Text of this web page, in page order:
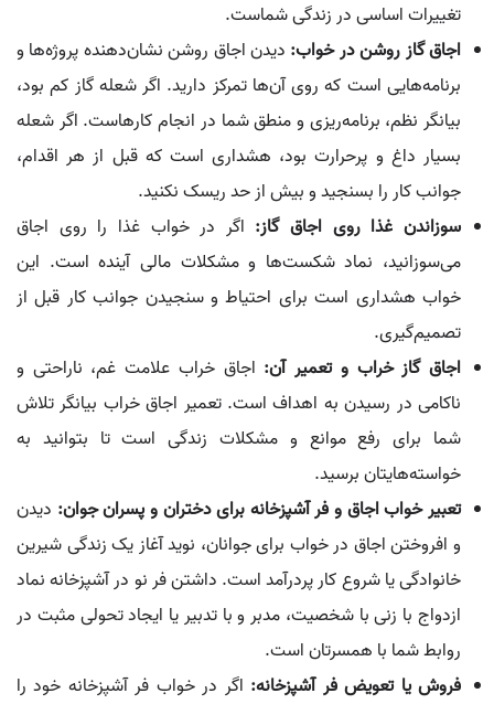
تغییرات اساسی در زندگی شماست.
اجاق گاز روشن در خواب: دیدن اجاق روشن نشان‌دهنده پروژه‌ها و
برنامه‌هایی است که روی آن‌ها تمرکز دارید. اگر شعله گاز کم بود،
بیانگر نظم، برنامه‌ریزی و منطق شما در انجام کارهاست. اگر شعله
بسیار داغ و پرحرارت بود، هشداری است که قبل از هر اقدام،
جوانب کار را بسنجید و بیش از حد ریسک نکنید.
سوزاندن غذا روی اجاق گاز: اگر در خواب غذا را روی اجاق
می‌سوزانید، نماد شکست‌ها و مشکلات مالی آینده است. این
خواب هشداری است برای احتیاط و سنجیدن جوانب کار قبل از
تصمیم‌گیری.
اجاق گاز خراب و تعمیر آن: اجاق خراب علامت غم، ناراحتی و
ناکامی در رسیدن به اهداف است. تعمیر اجاق خراب بیانگر تلاش
شما برای رفع موانع و مشکلات زندگی است تا بتوانید به
خواسته‌هایتان برسید.
تعبیر خواب اجاق و فر آشپزخانه برای دختران و پسران جوان: دیدن
و افروختن اجاق در خواب برای جوانان، نوید آغاز یک زندگی شیرین
خانوادگی یا شروع کار پردرآمد است. داشتن فر نو در آشپزخانه نماد
ازدواج با زنی با شخصیت، مدبر و با تدبیر یا ایجاد تحولی مثبت در
روابط شما با همسرتان است.
فروش یا تعویض فر آشپزخانه: اگر در خواب فر آشپزخانه خود را